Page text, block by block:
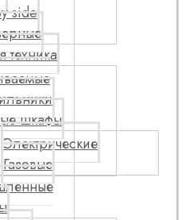
side
техника
шкафы
Электрические
Газовые